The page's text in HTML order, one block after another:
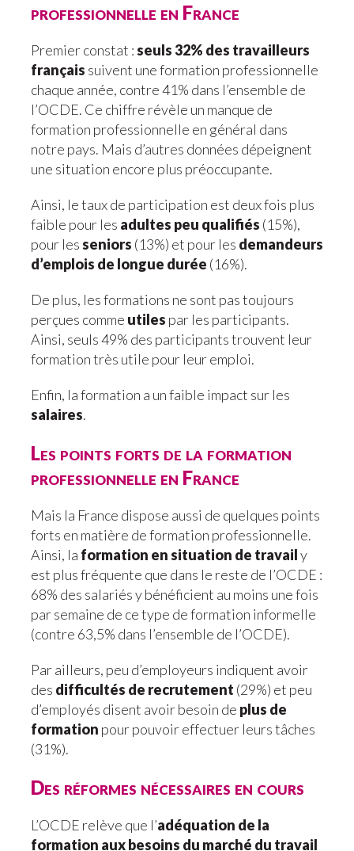
professionnelle en France
Premier constat :seuls 32% des travailleurs
français suivent une formation professionnelle
chaque année, contre 41% dans l’ensemble de
l’OCDE. Ce chiffre révèle un manque de
formation professionnelle en général dans
notre pays. Mais d’autres données dépeignent
une situation encore plus préoccupante.
Ainsi, le taux de participation est deux fois plus
faible pour les adultes peu qualifiés (15%),
pour lesseniors (13%) et pour les demandeurs
d’emplois de longue durée (16%).
De plus, les formations ne sont pas toujours
perçues comme utiles par les participants.
Ainsi, seuls 49% des participants trouvent leur
formation très utile pour leur emploi.
Enfin, la formation a un faible impact sur les
salaires.
Les points forts de la formation
professionnelle en France
Mais la France dispose aussi de quelques points
forts en matière de formation professionnelle.
Ainsi, la formation en situation de travaily
est plus fréquente que dans le reste de l’OCDE :
68% des salariés y bénéficient au moins une fois
par semaine de ce type de formation informelle
(contre 63,5% dans l’ensemble de l’OCDE).
Par ailleurs, peu d’employeurs indiquent avoir
des difficultés de recrutement (29%) et peu
d’employés disent avoir besoin de plus de
formation pour pouvoir effectuer leurs tâches
(31%).
Des réformes nécessaires en cours
L’OCDE relève que l’adéquation de la
formation aux besoins du marché du travail